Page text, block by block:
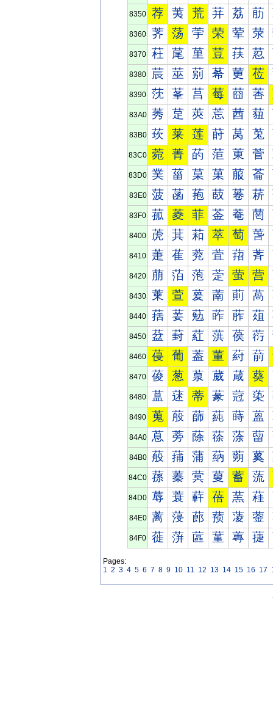
8350 荐 荑 荒 荓 荔 荕
8360 荠 荡 荢 荣 荤 荥
8370 荰 荱 荲 荳 荴 荵
8380 莀 莁 莂 莃 莄 莅
8390 莐 莑 莒 莓 莔 莕
83A0 莠 莡 莢 莣 莤 莥
83B0 莰 莱 莲 莳 莴 莵
83C0 菀 菁 菂 菃 菄 菅
83D0 菐 菑 菒 菓 菔 菕
83E0 菠 菡 菢 菣 菤 菥
83F0 菰 菱 菲 菳 菴 菵
8400 萀 萁 萂 萃 萄 萅
8410 萐 萑 萒 萓 萔 萕
8420 萠 萡 萢 萣 萤 营
8430 萰 萱 萲 萳 萴 萵
8440 葀 葁 葂 葃 葄 葅
8450 葐 葑 葒 葓 葔 葕
8460 葠 葡 葢 董 葤 葥
8470 葰 葱 葲 葳 葴 葵
8480 蒀 蒁 蒂 蒃 蒄 蒅
8490 蒐 蒑 蒒 蒓 蒔 蒕
84A0 蒠 蒡 蒢 蒣 蒤 蒥
84B0 蒰 蒱 蒲 蒳 蒴 蒵
84C0 蓀 蓁 蓂 蓃 蓄 蓅
84D0 蓐 蓑 蓒 蓓 蓔 蓕
84E0 蓠 蓡 蓢 蓣 蓤 蓥
84F0 蓰 蓱 蓲 蓳 蓴 蓵
Pages:
1 2 3 4 5 6 7 8 9 10 11 12 13 14 15 16 17